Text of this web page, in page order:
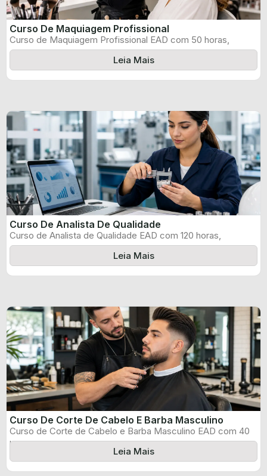
Curso De Maquiagem Profissional
Curso de Maquiagem Profissional EAD com 50 horas,
certificado informado pelo produtor e ...
Leia Mais
Curso De Analista De Qualidade
Curso de Analista de Qualidade EAD com 120 horas,
certificado informado pelo produtor ...
Leia Mais
Curso De Corte De Cabelo E Barba Masculino
Curso de Corte de Cabelo e Barba Masculino EAD com 40
horas, certificado ...
Leia Mais